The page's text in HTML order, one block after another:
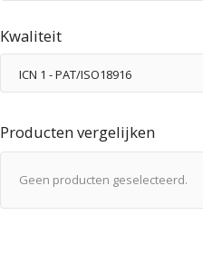
Kwaliteit
ICN 1 - PAT/ISO18916
Producten vergelijken
Geen producten geselecteerd.